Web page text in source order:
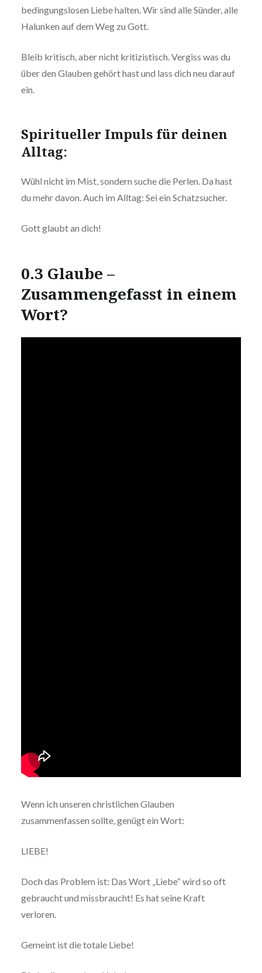
bedingungslosen Liebe halten. Wir sind alle Sünder, alle
Halunken auf dem Weg zu Gott.
Bleib kritisch, aber nicht kritizistisch. Vergiss was du
über den Glauben gehört hast und lass dich neu darauf
ein.
Spiritueller Impuls für deinen
Alltag:
Wühl nicht im Mist, sondern suche die Perlen. Da hast
du mehr davon. Auch im Alltag: Sei ein Schatzsucher.
Gott glaubt an dich!
0.3 Glaube –
Zusammengefasst in einem
Wort?
Wenn ich unseren christlichen Glauben
zusammenfassen sollte, genügt ein Wort:
LIEBE!
Doch das Problem ist: Das Wort „Liebe“ wird so oft
gebraucht und missbraucht! Es hat seine Kraft
verloren.
Gemeint ist die totale Liebe!